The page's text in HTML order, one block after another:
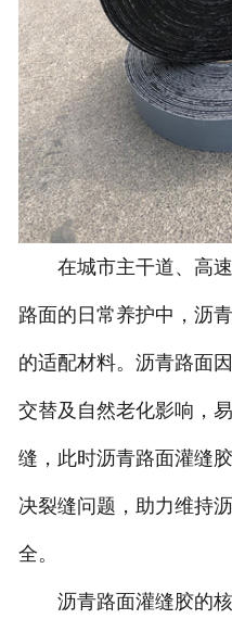
在城市主干道、高速
路面的日常养护中，沥
的适配材料。沥青路面
交替及自然老化影响，
缝，此时沥青路面灌缝
决裂缝问题，助力维持
全。
沥青路面灌缝胶的核